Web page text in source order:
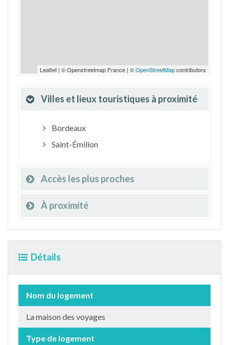
Leaflet | © Openstreetmap France | ©OpenStreetMapcontributors
Villes et lieux touristiques à proximité
Bordeaux
Saint-Émilion
Accès les plus proches
À proximité
Détails
Nom du logement
La maison des voyages
Type de logement